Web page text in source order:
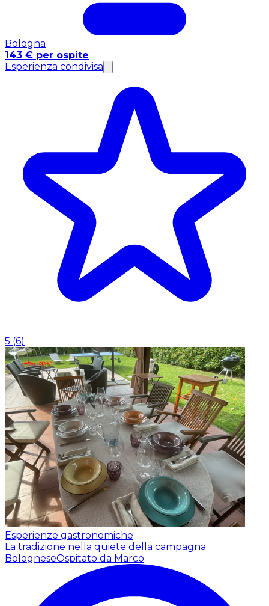
Bologna
143 € per ospite
Esperienza condivisa
5 (6)
Esperienze gastronomiche
La tradizione nella quiete della campagna
BologneseOspitato da Marco